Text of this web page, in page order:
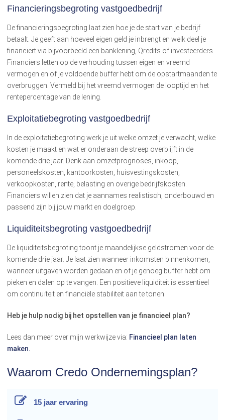
Financieringsbegroting vastgoedbedrijf
De financieringsbegroting laat zien hoe je de start van je bedrijf
betaalt. Je geeft aan hoeveel eigen geld je inbrengt en welk deel je
financiert via bijvoorbeeld een banklening, Qredits of investeerders.
Financiers letten op de verhouding tussen eigen en vreemd
vermogen en of je voldoende buffer hebt om de opstartmaanden te
overbruggen. Vermeld bij het vreemd vermogen de looptijd en het
rentepercentage van de lening.
Exploitatiebegroting vastgoedbedrijf
In de exploitatiebegroting werk je uit welke omzet je verwacht, welke
kosten je maakt en wat er onderaan de streep overblijft in de
komende drie jaar. Denk aan omzetprognoses, inkoop,
personeelskosten, kantoorkosten, huisvestingskosten,
verkoopkosten, rente, belasting en overige bedrijfskosten.
Financiers willen zien dat je aannames realistisch, onderbouwd en
passend zijn bij jouw markt en doelgroep.
Liquiditeitsbegroting vastgoedbedrijf
De liquiditeitsbegroting toont je maandelijkse geldstromen voor de
komende drie jaar. Je laat zien wanneer inkomsten binnenkomen,
wanneer uitgaven worden gedaan en of je genoeg buffer hebt om
pieken en dalen op te vangen. Een positieve liquiditeit is essentieel
om continuïteit en financiële stabiliteit aan te tonen.
Heb je hulp nodig bij het opstellen van je financieel plan?
Lees dan meer over mijn werkwijze via: Financieel plan laten
maken.
Waarom Credo Ondernemingsplan?
15 jaar ervaring